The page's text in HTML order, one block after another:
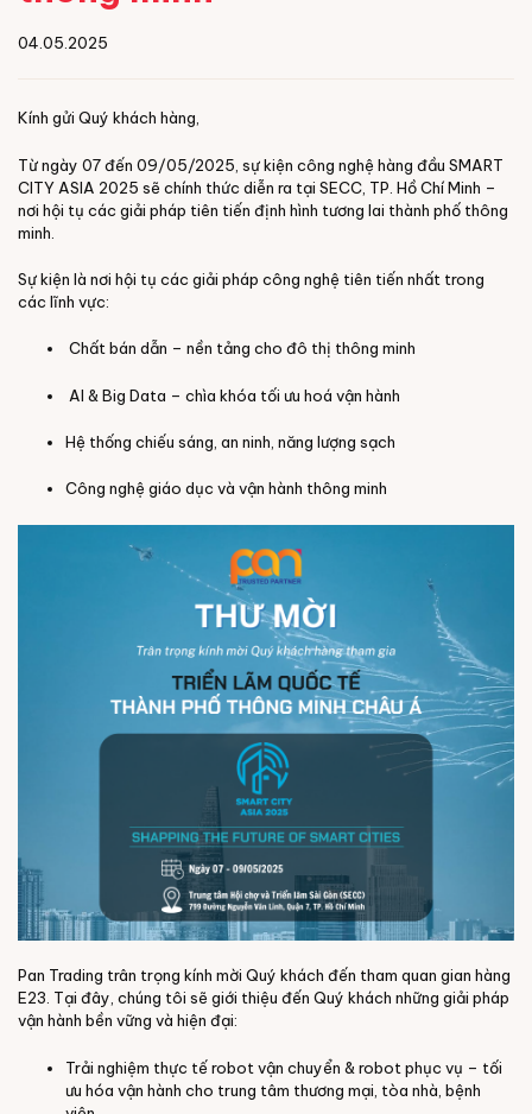
04.05.2025
Kính gửi Quý khách hàng,
Từ ngày 07 đến 09/05/2025, sự kiện công nghệ hàng đầu SMART
CITY ASIA 2025 sẽ chính thức diễn ra tại SECC, TP. Hồ Chí Minh –
nơi hội tụ các giải pháp tiên tiến định hình tương lai thành phố thông
minh.
Sự kiện là nơi hội tụ các giải pháp công nghệ tiên tiến nhất trong
các lĩnh vực:
Chất bán dẫn – nền tảng cho đô thị thông minh
AI & Big Data – chìa khóa tối ưu hoá vận hành
Hệ thống chiếu sáng, an ninh, năng lượng sạch
Công nghệ giáo dục và vận hành thông minh
Pan Trading trân trọng kính mời Quý khách đến tham quan gian hàng
E23. Tại đây, chúng tôi sẽ giới thiệu đến Quý khách những giải pháp
vận hành bền vững và hiện đại:
Trải nghiệm thực tế robot vận chuyển & robot phục vụ – tối
ưu hóa vận hành cho trung tâm thương mại, tòa nhà, bệnh